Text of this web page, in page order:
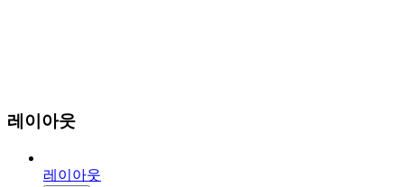
레이아웃
레이아웃